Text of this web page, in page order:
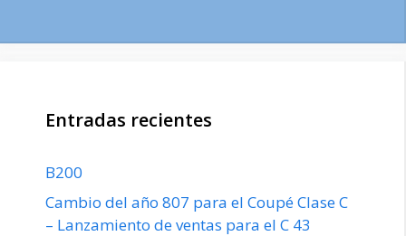
Entradas recientes
B200
Cambio del año 807 para el Coupé Clase C
– Lanzamiento de ventas para el C 43